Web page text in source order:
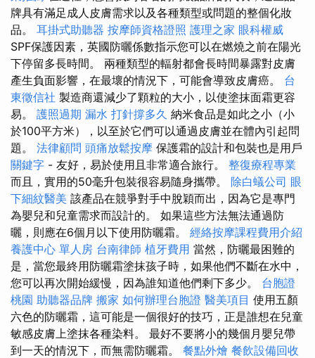
牌具有滿足成人皮膚需求以及各種類型或問題的整個化妝
品。 耳掛式助聽器 按摩師資格證照 護理之家 眼科權威
SPF保護因素，英國防曬係數指示您可以在燃燒之前在陽光
下停留多長時間。 兩種類型的輻射都會長時間暴露對皮膚
產生負面影響，在最壞的情況下，可能會導致皮膚癌。 台
東徵信社 製造商還減少了顆粒的大小，以使塗抹面霜更容
易。 護照過期 漏水 打針撐多久 納米食品是如此之小（小
於100平方米），以至於它們可以通過皮膚並在體內引起問
題。 法律顧問 頭痛放鬆按摩 保護霜的設計和包裝也是用戶
關鍵字 - 友好，易於使用且非常適合旅行。 整復療程專業
而且，實用的50毫升包裝很容易隨身攜帶。 除白蟻公司 眼
下細紋醫美 該產品在競爭對手中脫穎而出，因為它是專門
為嬰兒和兒童需求而設計的。 如果這些方法無法通過防
曬，則應在6個月以下使用防曬霜。 經絡按摩課程費用介紹
養護中心 單人房 台南律師 植牙費用 當然，防曬最困難的
是，當您最終用防曬霜塗抹孩子時，如果他們不斷在水中，
您可以再次開始緩慢，因為誰知道他們剩下多少。 台胞證
桃園 助聽器品牌 搬家 如何辦理台胞證 醫美項目 使用五顏
六色的防曬霜，這可能是一個很好的技巧，正是誰想在兒童
敏感皮膚上塗抹各種染料。 最好不要將小的幾個月嬰兒帶
到一天的情況下，而無需防曬霜。 餐點外燴 餐飲設備回收